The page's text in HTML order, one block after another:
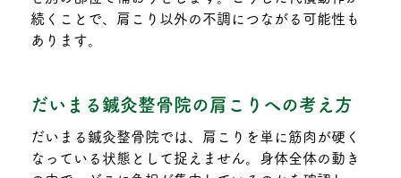
続くことで、肩こり以外の不調につながる可能性も
あります。
だいまる鍼灸整骨院の肩こりへの考え方
だいまる鍼灸整骨院では、肩こりを単に筋肉が硬く
なっている状態として捉えません。身体全体の動き